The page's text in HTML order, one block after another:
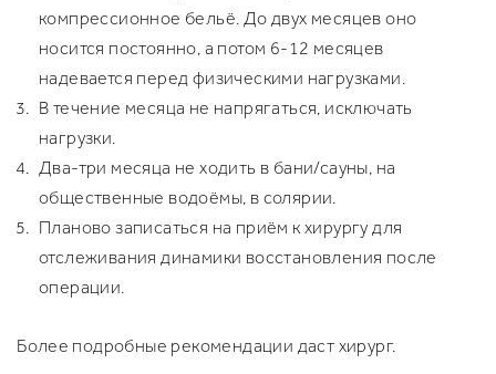
компрессионное бельё. До двух месяцев оно
носится постоянно, а потом 6-12 месяцев
надевается перед физическими нагрузками.
В течение месяца не напрягаться, исключать
нагрузки.
Два-три месяца не ходить в бани/сауны, на
общественные водоёмы, в солярии.
Планово записаться на приём к хирургу для
отслеживания динамики восстановления после
операции.
Более подробные рекомендации даст хирург.